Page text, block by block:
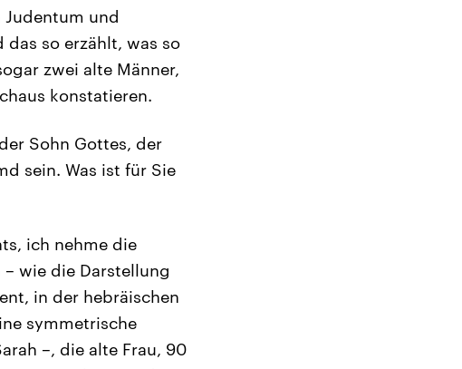
Judentum und
so erzählt, was so
zwei alte Männer,
konstatieren.
Sohn Gottes, der
sein. Was ist für Sie
ich nehme die
wie die Darstellung
in der hebräischen
symmetrische
–, die alte Frau, 90